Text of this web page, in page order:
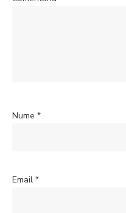
Nume *
Email *